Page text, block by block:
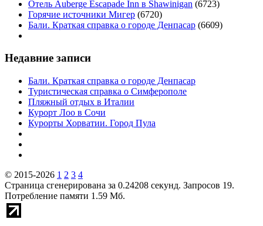
Отель Auberge Escapade Inn в Shawinigan (6723)
Горячие источники Мигер (6720)
Бали. Краткая справка о городе Денпасар (6609)
Недавние записи
Бали. Краткая справка о городе Денпасар
Туристическая справка о Симферополе
Пляжный отдых в Италии
Курорт Лоо в Сочи
Курорты Хорватии. Город Пула
© 2015-2026 1 2 3 4
Страница сгенерирована за 0.24208 секунд. Запросов 19.
Потребление памяти 1.59 Мб.